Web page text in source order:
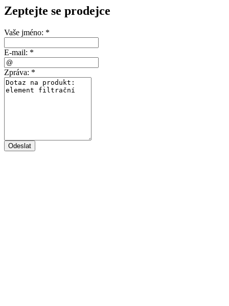
Zeptejte se prodejce
Vaše jméno: *
E-mail: *
Zpráva: *